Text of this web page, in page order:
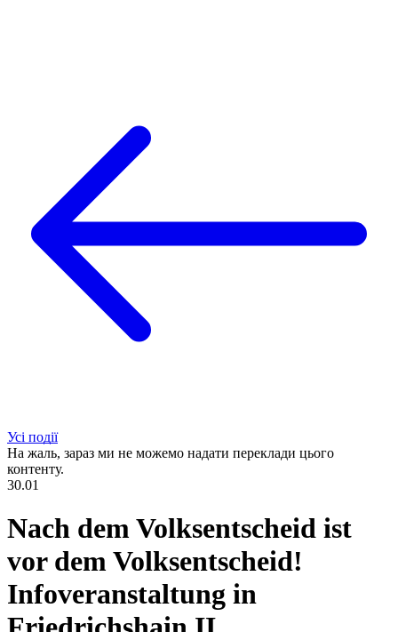
Усі події
На жаль, зараз ми не можемо надати переклади цього
контенту.
30.01
Nach dem Volksentscheid ist
vor dem Volksentscheid!
Infoveranstaltung in